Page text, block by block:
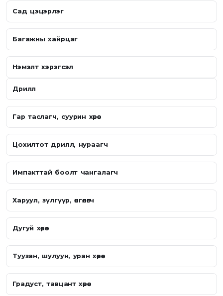
Сад цэцэрлэг
Багажны хайрцаг
Нэмэлт хэрэгсэл
Дрилл
Гар таслагч, суурин хөрөө
Цохилтот дрилл, нураагч
Импакттай боолт чангалагч
Харуул, зүлгүүр, өнгөлөгч
Дугуй хөрөө
Туузан, шулуун, уран хөрөө
Градуст, тавцант хөрөө